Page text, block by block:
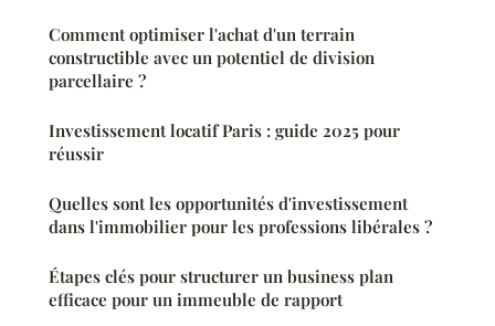
Comment optimiser l'achat d'un terrain
constructible avec un potentiel de division
parcellaire ?
Investissement locatif Paris : guide 2025 pour
réussir
Quelles sont les opportunités d'investissement
dans l'immobilier pour les professions libérales ?
Étapes clés pour structurer un business plan
efficace pour un immeuble de rapport